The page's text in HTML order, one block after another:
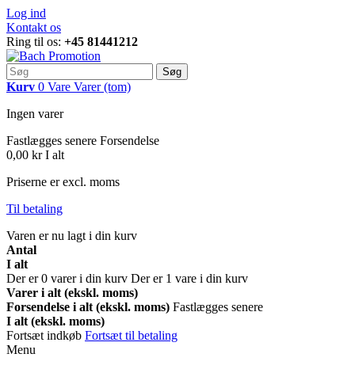
Log ind
Kontakt os
Ring til os: +45 81441212
Søg
Kurv 0 Vare Varer (tom)
Ingen varer
Fastlægges senere Forsendelse
0,00 kr I alt
Priserne er excl. moms
Til betaling
Varen er nu lagt i din kurv
Antal
I alt
Der er0 varer i din kurv Der er 1 vare i din kurv
Varer i alt (ekskl. moms)
Forsendelse i alt (ekskl. moms) Fastlægges senere
I alt (ekskl. moms)
Fortsæt indkøb Fortsæt til betaling
Menu